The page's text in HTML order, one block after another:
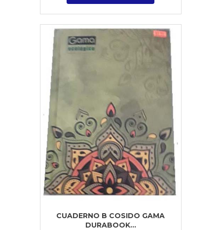
CUADERNO B COSIDO GAMA
DURABOOK...